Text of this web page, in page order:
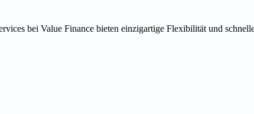
bei Value Finance bieten einzigartige Flexibilität und